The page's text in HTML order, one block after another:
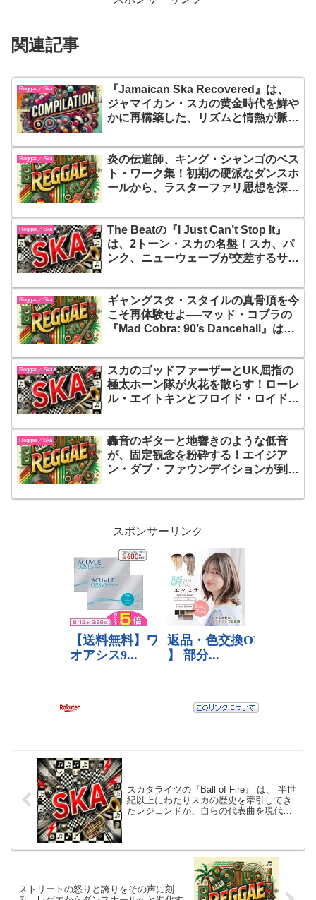
関連記事
Reggae／Ska
『Jamaican Ska Recovered』は、
ジャマイカン・スカの黄金時代を鮮や
かに再構築した、リズムと情熱が脈打
録音で蘇ったトラックの数々が、スカ
の魅力を再確認させてくれる珠玉の一
枚
Reggae／Ska
炎の伝道師、キング・シャンゴのベス
ト・ワーク集！初期の硬派なダンスホ
ールから、ラスターファリ思想を深め
トンのキャリアを網羅した21曲のマ
スターピース『Capleton Selects
Reggae Dancehall』
Reggae／Ska
The Beatの『I Just Can’t Stop It』
は、2トーン・スカの名盤！スカ、パ
ンク、ニューウェーブが交差するサウ
Reggae／Ska
ギャングスタ・スタイルの真骨頂を今
こそ再体験せよ──マッド・コブラの
『Mad Cobra: 90’s Dancehall』は、
と、ストリートの激情をそのまま封じ
込めたダンスホール・クラシック
Reggae／Ska
スカのゴッドファーザーとUK屈指の
極太ホーン隊が火花を散らす！ローレ
ル・エイトキンとフロイド・ロイド、
ンドンで奇跡の遭遇を果たした伝説の
マスターピース『Laurel Aitken
Meets Floyd Lloyd & The Potato 5』
Reggae／Ska
轟音のギターと地響きのような低音
が、固定観念を粉砕する！エイジア
ン・ダブ・ファウンデイションが到達
『Community Music』！これは単な
渡る抵抗と連帯の咆哮だ
スポンサーリンク
スカタライツの『Ball of Fire』 は、 半世
紀以上にわたりスカの歴史を牽引してき
たレジェンドが、自らの代表曲を現代的
た一枚
ストリートの怒りと誇りをその声に刻